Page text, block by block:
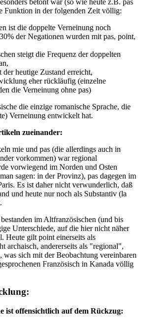
Funktion in der folgenden Zeit völlig:
ist die doppelte Verneinung noch
der Negationen wurden mit pas, point,
steigt die Frequenz der doppelten
der heutige Zustand erreicht,
eher rückläufig (einzelne
die Verneinung ohne pas)
die einzige romanische Sprache, die
Verneinung entwickelt hat.
zueinander:
mie und pas (die allerdings auch in
vorkommen) war regional
vorwiegend im Norden und Osten
sagen: in der Provinz), pas dagegen im
Es ist daher nicht verwunderlich, daß
und heute nur noch als Substantiv (la
im Altfranzösischen (und bis
Unterschiede, auf die hier nicht näher
Heute gilt point einerseits als
archaisch, andererseits als "regional",
sich mit der Beobachtung vereinbaren
Französisch in Kanada völlig
ist offensichtlich auf dem Rückzug: